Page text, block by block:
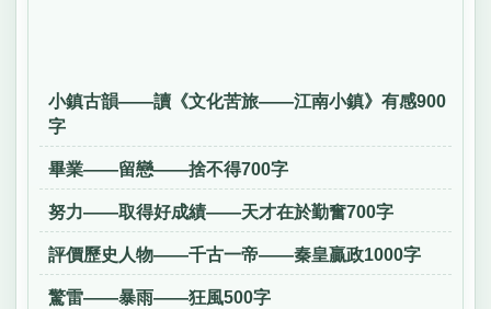
小鎮古韻——讀《文化苦旅——江南小鎮》有感900
字
畢業——留戀——捨不得700字
努力——取得好成績——天才在於勤奮700字
評價歷史人物——千古一帝——秦皇贏政1000字
驚雷——暴雨——狂風500字